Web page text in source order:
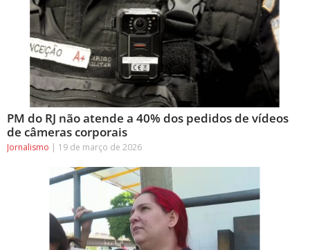
PM do RJ não atende a 40% dos pedidos de vídeos
de câmeras corporais
Jornalismo 19 de março de 2026